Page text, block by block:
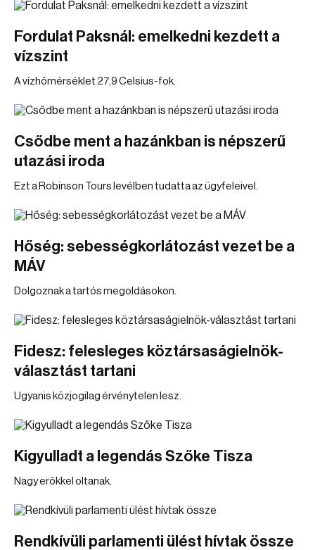
Fordulat Paksnál: emelkedni kezdett a
vízszint
A vízhőmérséklet 27,9 Celsius-fok.
Csődbe ment a hazánkban is népszerű
utazási iroda
Ezt a Robinson Tours levélben tudatta az ügyfeleivel.
Hőség: sebességkorlátozást vezet be a
MÁV
Dolgoznak a tartós megoldásokon.
Fidesz: felesleges köztársaságielnök-
választást tartani
Ugyanis közjogilag érvénytelen lesz.
Kigyulladt a legendás Szőke Tisza
Nagy erőkkel oltanak.
Rendkívüli parlamenti ülést hívtak össze